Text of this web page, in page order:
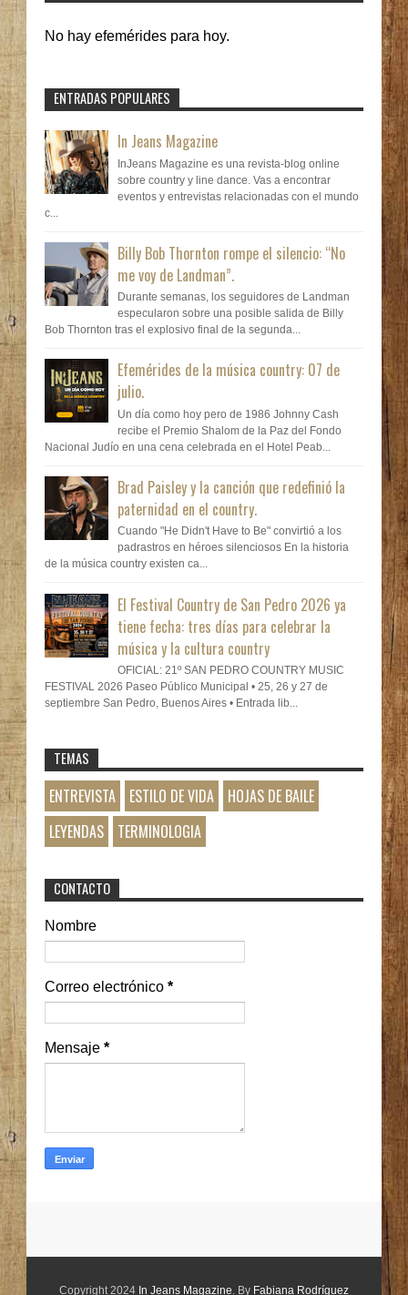
No hay efemérides para hoy.
ENTRADAS POPULARES
In Jeans Magazine
InJeans Magazine es una revista-blog online
sobre country y line dance. Vas a encontrar
eventos y entrevistas relacionadas con el mundo
c...
Billy Bob Thornton rompe el silencio: “No
me voy de Landman”.
Durante semanas, los seguidores de Landman
especularon sobre una posible salida de Billy
Bob Thornton tras el explosivo final de la segunda...
Efemérides de la música country: 07 de
julio.
Un día como hoy pero de 1986 Johnny Cash
recibe el Premio Shalom de la Paz del Fondo
Nacional Judío en una cena celebrada en el Hotel Peab...
Brad Paisley y la canción que redefinió la
paternidad en el country.
Cuando "He Didn't Have to Be" convirtió a los
padrastros en héroes silenciosos En la historia
de la música country existen ca...
El Festival Country de San Pedro 2026 ya
tiene fecha: tres días para celebrar la
música y la cultura country
OFICIAL: 21º SAN PEDRO COUNTRY MUSIC
FESTIVAL 2026 Paseo Público Municipal • 25, 26 y 27 de
septiembre San Pedro, Buenos Aires • Entrada lib...
TEMAS
ENTREVISTA ESTILO DE VIDA
HOJAS DE BAILE
LEYENDAS
TERMINOLOGIA
CONTACTO
Nombre
Correo electrónico *
Mensaje *
Copyright 2024 In Jeans Magazine. By Fabiana Rodríguez